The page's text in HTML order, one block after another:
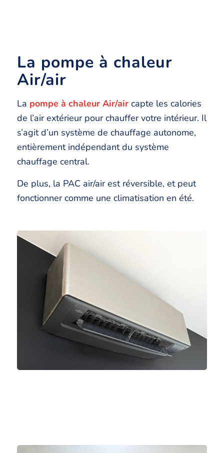
La pompe à chaleur
Air/air
La pompe à chaleur Air/aircapte les calories
de l’air extérieur pour chauffer votre intérieur. Il
s’agit d’un système de chauffage autonome,
entièrement indépendant du système
chauffage central.
De plus, la PAC air/air est réversible, et peut
fonctionner comme une climatisation en été.